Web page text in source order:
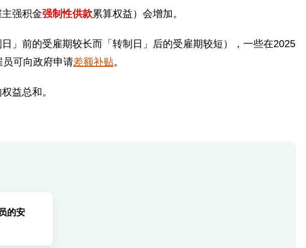
强积金强制性供款累算权益）会增加。
」前的受雇期较长而「转制日」后的受雇期较短），一些在2025
可向政府申请差额补贴。
益总和。
的安